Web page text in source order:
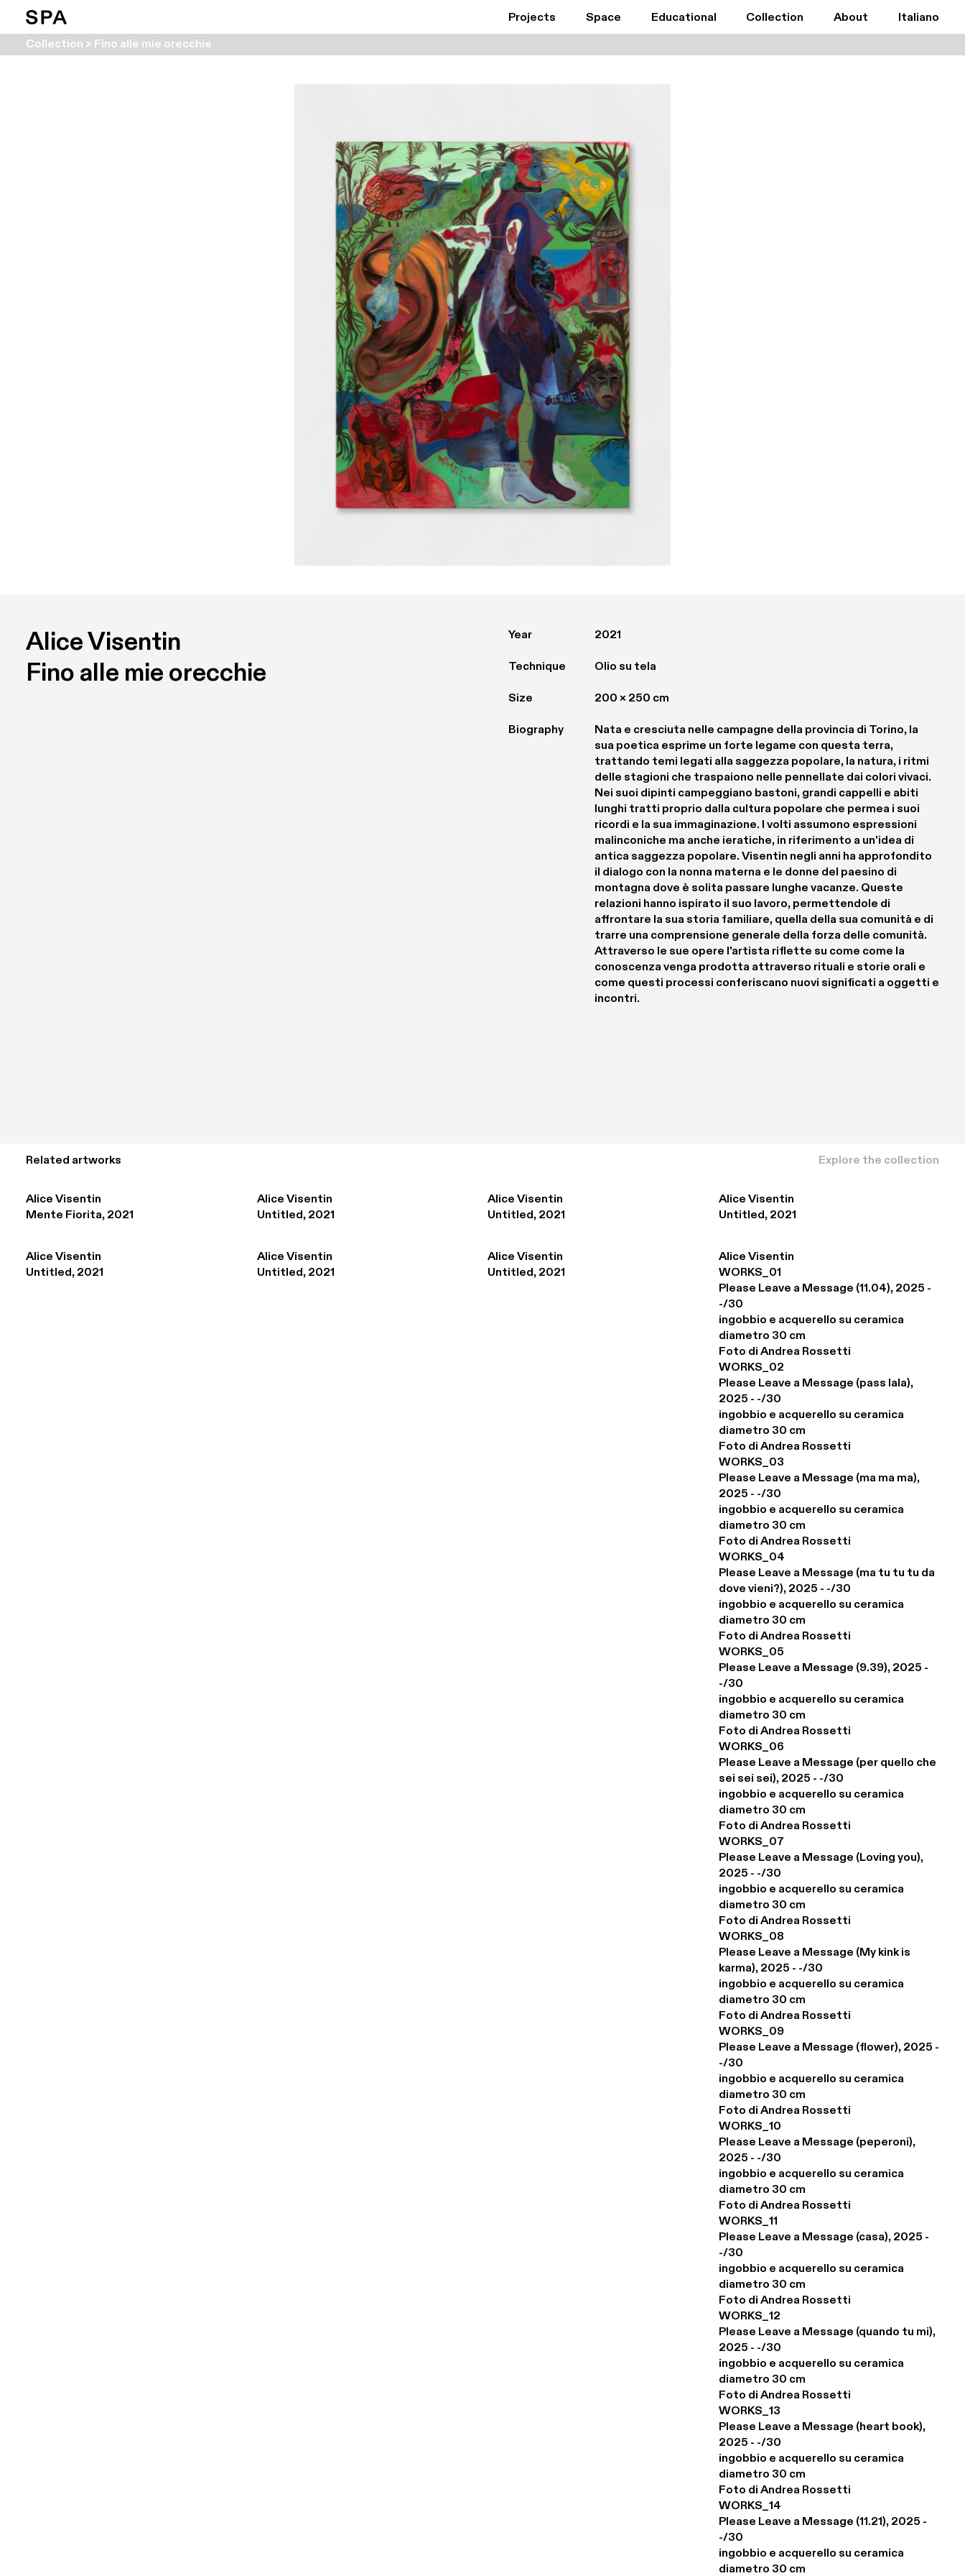
Projects Space Educational Collection About Italiano
Collection > Fino alle mie orecchie
Alice Visentin
Fino alle mie orecchie
Year 2021
Technique Olio su tela
Size 200 × 250 cm
Biography
Nata e cresciuta nelle campagne della provincia di Torino, la
sua poetica esprime un forte legame con questa terra,
trattando temi legati alla saggezza popolare, la natura, i ritmi
delle stagioni che traspaiono nelle pennellate dai colori vivaci.
Nei suoi dipinti campeggiano bastoni, grandi cappelli e abiti
lunghi tratti proprio dalla cultura popolare che permea i suoi
ricordi e la sua immaginazione. I volti assumono espressioni
malinconiche ma anche ieratiche, in riferimento a un'idea di
antica saggezza popolare. Visentin negli anni ha approfondito
il dialogo con la nonna materna e le donne del paesino di
montagna dove è solita passare lunghe vacanze. Queste
relazioni hanno ispirato il suo lavoro, permettendole di
affrontare la sua storia familiare, quella della sua comunità e di
trarre una comprensione generale della forza delle comunità.
Attraverso le sue opere l'artista riflette su come come la
conoscenza venga prodotta attraverso rituali e storie orali e
come questi processi conferiscano nuovi significati a oggetti e
incontri.
Related artworks Explore the collection
Alice Visentin
Mente Fiorita, 2021
Alice Visentin
Untitled, 2021
Alice Visentin
Untitled, 2021
Alice Visentin
Untitled, 2021
Alice Visentin
Untitled, 2021
Alice Visentin
Untitled, 2021
Alice Visentin
Untitled, 2021
Alice Visentin
WORKS_01
Please Leave a Message (11.04), 2025 -
-/30
ingobbio e acquerello su ceramica
diametro 30 cm
Foto di Andrea Rossetti
WORKS_02
Please Leave a Message (pass lala),
2025 - -/30
ingobbio e acquerello su ceramica
diametro 30 cm
Foto di Andrea Rossetti
WORKS_03
Please Leave a Message (ma ma ma),
2025 - -/30
ingobbio e acquerello su ceramica
diametro 30 cm
Foto di Andrea Rossetti
WORKS_04
Please Leave a Message (ma tu tu tu da
dove vieni?), 2025 - -/30
ingobbio e acquerello su ceramica
diametro 30 cm
Foto di Andrea Rossetti
WORKS_05
Please Leave a Message (9.39), 2025 -
-/30
ingobbio e acquerello su ceramica
diametro 30 cm
Foto di Andrea Rossetti
WORKS_06
Please Leave a Message (per quello che
sei sei sei), 2025 - -/30
ingobbio e acquerello su ceramica
diametro 30 cm
Foto di Andrea Rossetti
WORKS_07
Please Leave a Message (Loving you),
2025 - -/30
ingobbio e acquerello su ceramica
diametro 30 cm
Foto di Andrea Rossetti
WORKS_08
Please Leave a Message (My kink is
karma), 2025 - -/30
ingobbio e acquerello su ceramica
diametro 30 cm
Foto di Andrea Rossetti
WORKS_09
Please Leave a Message (flower), 2025 -
-/30
ingobbio e acquerello su ceramica
diametro 30 cm
Foto di Andrea Rossetti
WORKS_10
Please Leave a Message (peperoni),
2025 - -/30
ingobbio e acquerello su ceramica
diametro 30 cm
Foto di Andrea Rossetti
WORKS_11
Please Leave a Message (casa), 2025 -
-/30
ingobbio e acquerello su ceramica
diametro 30 cm
Foto di Andrea Rossetti
WORKS_12
Please Leave a Message (quando tu mi),
2025 - -/30
ingobbio e acquerello su ceramica
diametro 30 cm
Foto di Andrea Rossetti
WORKS_13
Please Leave a Message (heart book),
2025 - -/30
ingobbio e acquerello su ceramica
diametro 30 cm
Foto di Andrea Rossetti
WORKS_14
Please Leave a Message (11.21), 2025 -
-/30
ingobbio e acquerello su ceramica
diametro 30 cm